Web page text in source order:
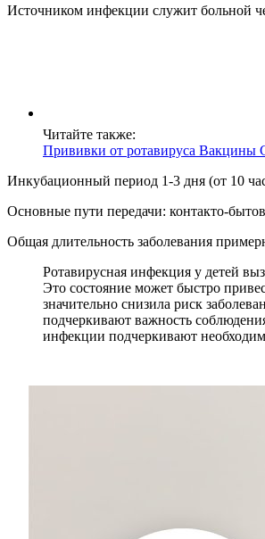
Источником инфекции служит больной
Читайте также:
Прививки от ротавируса Вакцины
Инкубационный период 1-3 дня (от 10
Основные пути передачи: контакто-
Общая длительность заболевания
Ротавирусная инфекция у детей
Это состояние может быстро
значительно снизила риск
подчеркивают важность
инфекции подчеркивают